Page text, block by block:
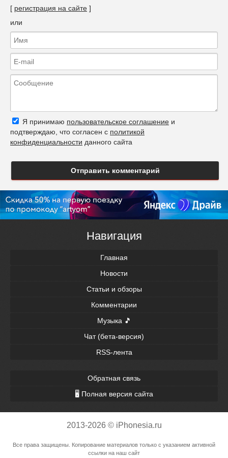
[ регистрация на сайте ]
или
Я принимаю пользовательское соглашение и
подтверждаю, что согласен с политикой
конфиденциальности данного сайта
Отправить комментарий
Навигация
Главная
Новости
Статьи и обзоры
Комментарии
Музыка 🎵
Чат (бета-версия)
RSS-лента
Обратная связь
🖥 Полная версия сайта
2013-2026 © iPhonesia.ru
Все права защищены. Копирование материалов только с указанием активной
ссылки на наш сайт